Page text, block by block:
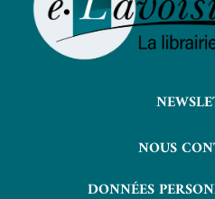
NOUS
DONNÉES